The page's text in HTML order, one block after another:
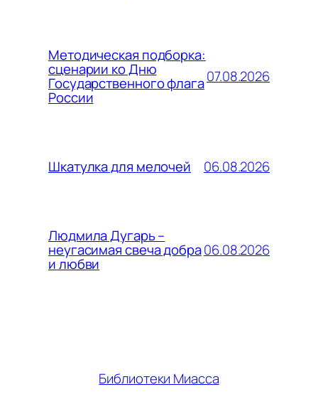
Методическая подборка:
сценарии ко Дню
Государственного флага
России
07.08.2026
Шкатулка для мелочей 06.08.2026
Людмила Дугарь –
неугасимая свеча добра
и любви
06.08.2026
Библиотеки Миасса